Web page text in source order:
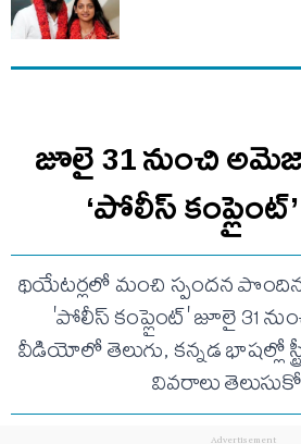
జూలై 31 నుంచి
‘పోలీస్ కంప్లైంట్’
థియేటర్లలో మంచి స్పందన పొందిన
'పోలీస్ కంప్లైంట్' జూలై 31
వీడియోలో తెలుగు, కన్నడ భాషల్లో
వివరాలు